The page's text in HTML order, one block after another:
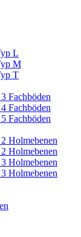
L
M
T
Fachböden
Fachböden
Fachböden
Holmebenen
Holmebenen
Holmebenen
Holmebenen